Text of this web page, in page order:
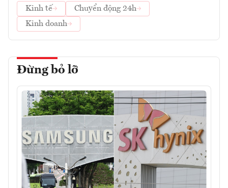
Kinh tế
Chuyển động 24h
Kinh doanh
Đừng bỏ lỡ